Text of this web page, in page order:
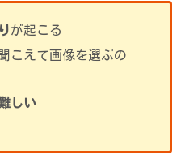
が起こる
こえて画像を選ぶの
しい